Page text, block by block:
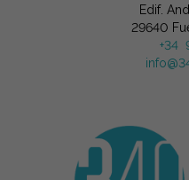
Edif.
29640
+34